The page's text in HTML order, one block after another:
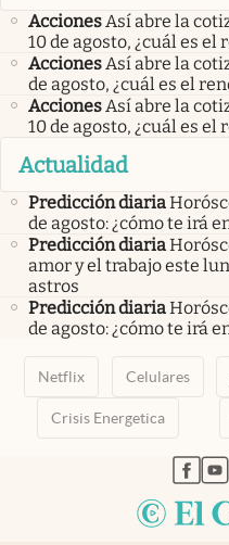
AccionesAsí abre la
10 de agosto, ¿cuál es
AccionesAsí abre la
de agosto, ¿cuál es el
AccionesAsí abre la
10 de agosto, ¿cuál es
Actualidad
Predicción diaria
de agosto: ¿cómo te irá
Predicción diaria
amor y el trabajo este
astros
Predicción diaria
de agosto: ¿cómo te irá
Netflix Celulares
Crisis Energetica